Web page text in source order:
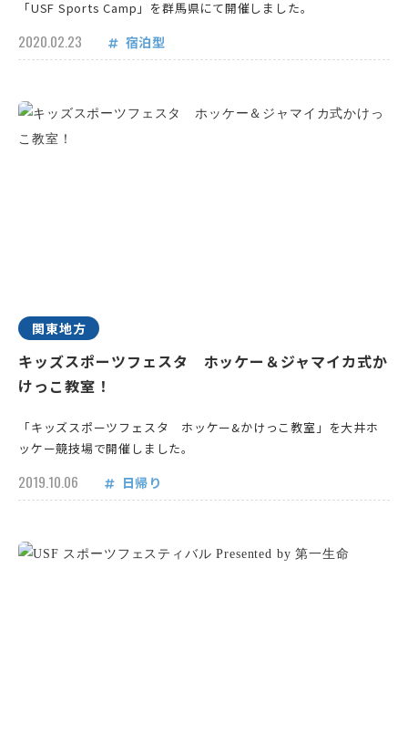
「USF Sports Camp」を群馬県にて開催しました。
2020.02.23 宿泊型
関東地方
キッズスポーツフェスタ ホッケー＆ジャマイカ式か
けっこ教室！
「キッズスポーツフェスタ ホッケー&かけっこ教室」を大井ホ
ッケー競技場で開催しました。
2019.10.06 日帰り